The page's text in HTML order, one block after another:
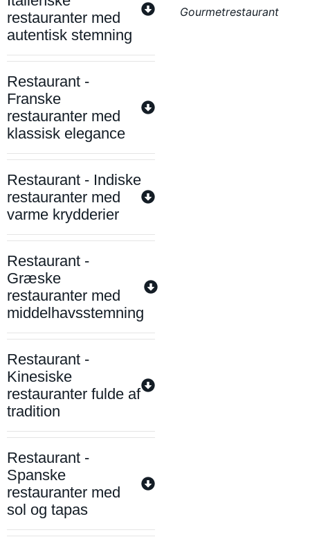
restauranter med
autentisk stemning
Restaurant -
Franske
restauranter med
klassisk elegance
Restaurant - Indiske
restauranter med
varme krydderier
Restaurant -
Græske
restauranter med
middelhavsstemning
Restaurant -
Kinesiske
restauranter fulde af
tradition
Restaurant -
Spanske
restauranter med
sol og tapas
Gourmetrestaurant